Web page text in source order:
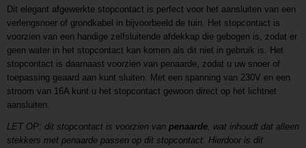
Dit elegant afgewerkte stopcontact is perfect voor het aansluiten van een
verlengsnoer of grondkabel in bijvoorbeeld de tuin. Het stopcontact is
voorzien van een handige zelfsluitende afdekkap die gebogen is, zodat er
geen water in het stopcontact kan komen als dit niet in gebruik is. Het
stopcontact is daarnaast voorzien van penaarde, zodat u uw snoer of
toepassing geaard aan kunt sluiten. Met een spanning van 230V en een
stroom van 16A kunt u het stopcontact gewoon direct op het lichtnet
aansluiten.
LET OP: dit stopcontact is voorzien van penaarde, wat inhoudt dat alleen
stekkers met penaarde passen op dit stopcontact. Hierdoor is dit